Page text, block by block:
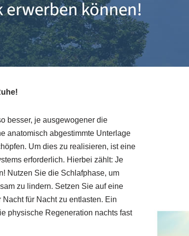
besser, je ausgewogener die
anatomisch abgestimmte Unterlage
Um dies zu realisieren, ist eine
erforderlich. Hierbei zählt: Je
Nutzen Sie die Schlafphase, um
zu lindern. Setzen Sie auf eine
für Nacht zu entlasten. Ein
physische Regeneration nachts fast